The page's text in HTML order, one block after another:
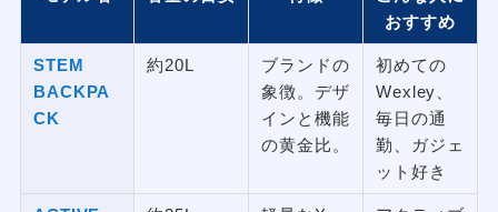
おすすめ
STEM
BACKPA
CK
約20L
ブランドの
象徴。デザ
インと機能
の黄金比。
初めての
Wexley、
毎日の通
勤、ガジェ
ット好き